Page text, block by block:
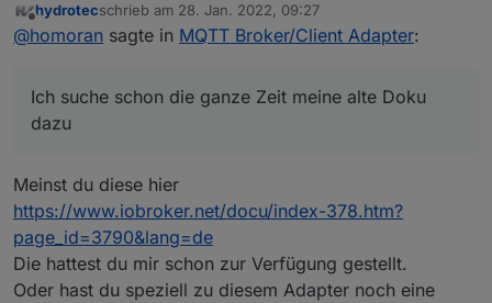
Kann man es so, vereinfacht, sehen.
Nein!
auch der Client erstellt objekte, wenn er sie
Offline
hydrotecschrieb am 28. Jan. 2022, 09:27
zuletzt editiert von
@homoran sagte in MQTT Broker/Client Adapter:
Ich suche schon die ganze Zeit meine alte Doku
dazu
Meinst du diese hier
https://www.iobroker.net/docu/index-378.htm?
page_id=3790&lang=de
Die hattest du mir schon zur Verfügung gestellt.
Oder hast du speziell zu diesem Adapter noch eine